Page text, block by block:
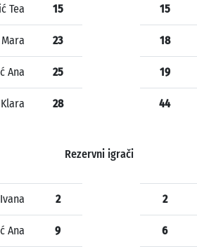
Tea 15
23
Ana 25
28
15
18
19
44
Rezervni igrači
2
Ana 9
2
6